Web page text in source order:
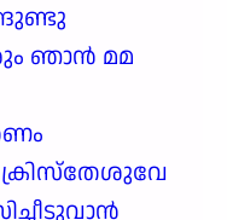
ഞാൻ മമ